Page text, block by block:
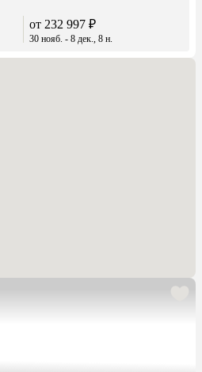
от 232 997 ₽
30 нояб. - 8 дек., 8 н.